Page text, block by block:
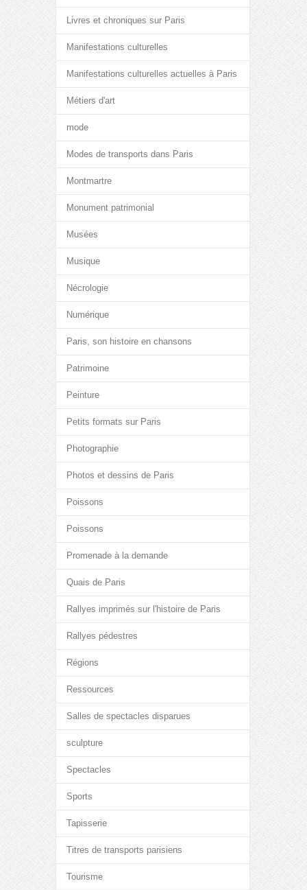
Livres et chroniques sur Paris
Manifestations culturelles
Manifestations culturelles actuelles à Paris
Métiers d'art
mode
Modes de transports dans Paris
Montmartre
Monument patrimonial
Musées
Musique
Nécrologie
Numérique
Paris, son histoire en chansons
Patrimoine
Peinture
Petits formats sur Paris
Photographie
Photos et dessins de Paris
Poissons
Poissons
Promenade à la demande
Quais de Paris
Rallyes imprimés sur l'histoire de Paris
Rallyes pédestres
Régions
Ressources
Salles de spectacles disparues
sculpture
Spectacles
Sports
Tapisserie
Titres de transports parisiens
Tourisme